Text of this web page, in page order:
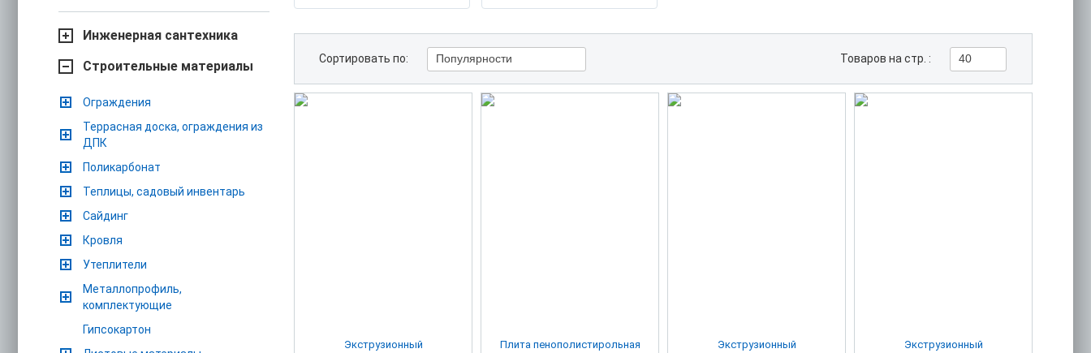
Инженерная сантехника
Строительные материалы
Ограждения
Террасная доска, ограждения из
ДПК
Поликарбонат
Теплицы, садовый инвентарь
Сайдинг
Кровля
Утеплители
Металлопрофиль,
комплектующие
Гипсокартон
Сортировать по: Популярности Товаров на стр. : 40
Экструзионный
Плита пенополистирольная
Экструзионный
Экструзионный